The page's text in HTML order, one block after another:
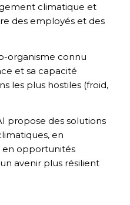
climatique et
des employés et des
organisme connu
et sa capacité
les plus hostiles (froid,
propose des solutions
en
en opportunités
avenir plus résilient